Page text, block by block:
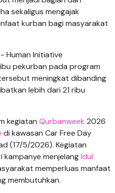
sekaligus mengajak
kurban bagi masyarakat
Human Initiative
pekurban pada program
meningkat dibanding
lebih dari 21 ribu
kegiatan Qurbanweek 2026
di kawasan Car Free Day
(17/5/2026). Kegiatan
menjelangIdul
memperluas manfaat
membutuhkan.